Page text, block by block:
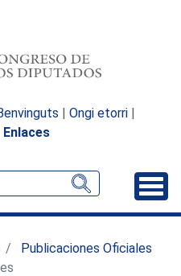
| Ongi etorri |
Enlaces
Publicaciones Oficiales